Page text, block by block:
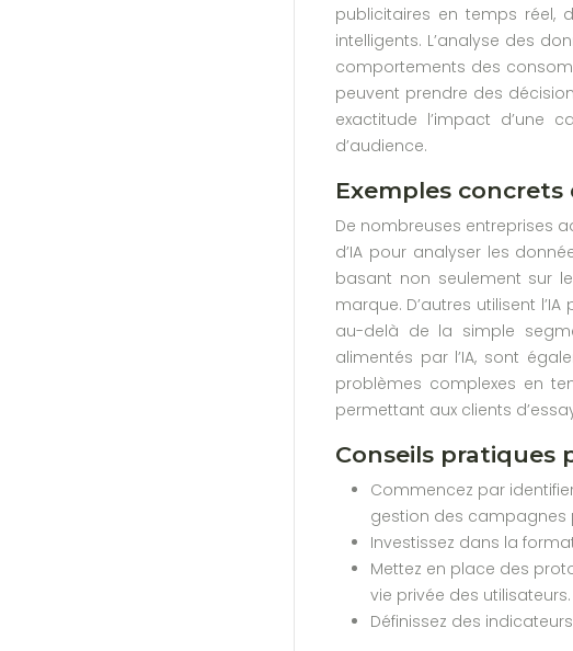
publicitaires en temps réel,
intelligents. L’analyse des
comportements des
peuvent prendre des
exactitude l’impact
d’audience.
Exemples concrets
De nombreuses entreprises
d’IA pour analyser les
basant non seulement sur
marque. D’autres utilisent
au-delà de la simple
alimentés par l’IA, sont
problèmes complexes en
permettant aux clients
Conseils pratiques
Commencez par
gestion des campagnes
Investissez dans la
Mettez en place des
vie privée des utilisateurs.
Définissez des